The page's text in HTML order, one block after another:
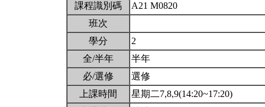
課程識別碼
A21 M0820
班次
學分
2
全/半年
半年
必/選修
選修
上課時間
星期二7,8,9(14:20~17:20)